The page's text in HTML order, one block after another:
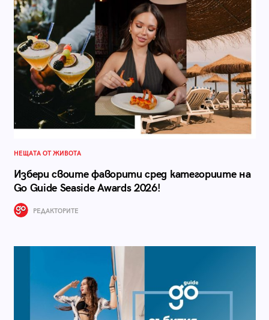
НЕЩАТА ОТ ЖИВОТА
Избери своите фаворити сред категориите на
Go Guide Seaside Awards 2026!
РЕДАКТОРИТЕ